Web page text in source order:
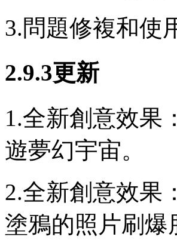
3.問題修複和使
2.9.3更新
1.全新創意效果
遊夢幻宇宙。
2.全新創意效果
塗鴉的照片刷爆